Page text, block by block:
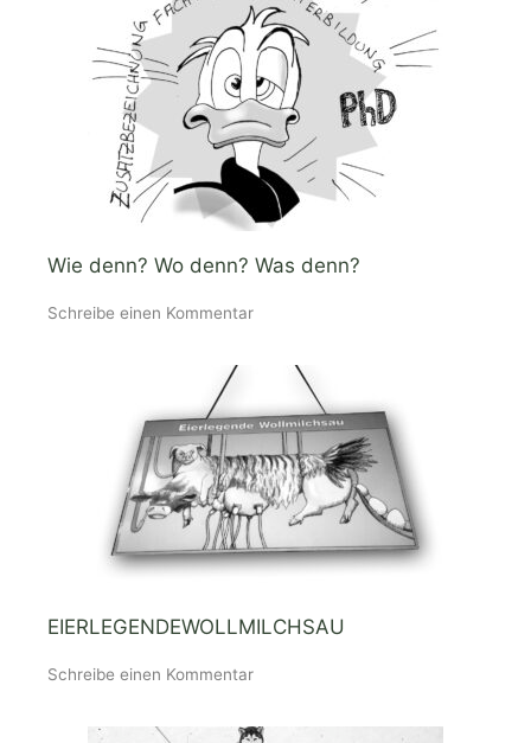
Wie denn? Wo denn? Was denn?
Schreibe einen Kommentar
EIERLEGENDEWOLLMILCHSAU
Schreibe einen Kommentar